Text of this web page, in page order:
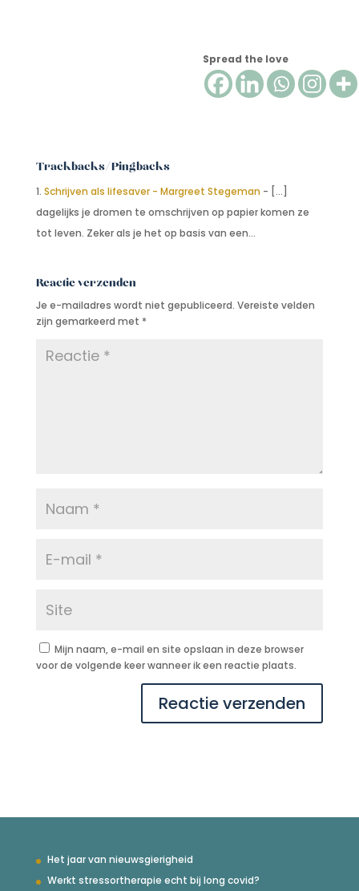
Spread the love
Trackbacks/Pingbacks
Schrijven als lifesaver - Margreet Stegeman - […]
dagelijks je dromen te omschrijven op papier komen ze
tot leven. Zeker als je het op basis van een…
Reactie verzenden
Je e-mailadres wordt niet gepubliceerd. Vereiste velden
zijn gemarkeerd met *
Mijn naam, e-mail en site opslaan in deze browser
voor de volgende keer wanneer ik een reactie plaats.
Het jaar van nieuwsgierigheid
Werkt stressortherapie echt bij long covid?